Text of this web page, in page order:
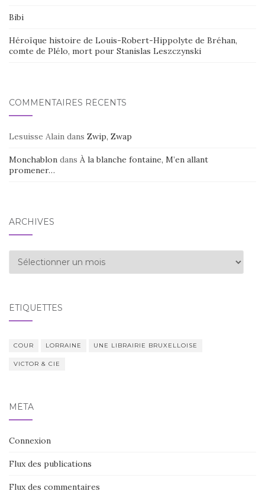
Bibi
Héroïque histoire de Louis-Robert-Hippolyte de Bréhan,
comte de Plélo, mort pour Stanislas Leszczynski
COMMENTAIRES RÉCENTS
Lesuisse Alain dans Zwip, Zwap
Monchablon dans À la blanche fontaine, M’en allant
promener…
ARCHIVES
Archives
ÉTIQUETTES
COUR LORRAINE UNE LIBRAIRIE BRUXELLOISE
VICTOR & CIE
MÉTA
Connexion
Flux des publications
Flux des commentaires